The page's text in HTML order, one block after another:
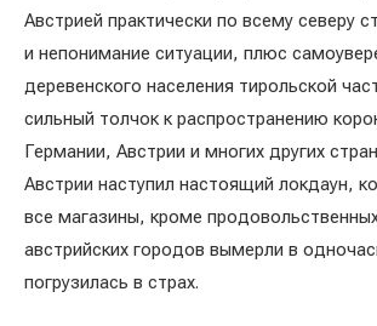
Австрией практически по всему северу
и непонимание ситуации, плюс
деревенского населения тирольской
сильный толчок к распространению
Германии, Австрии и многих других
Австрии наступил настоящий локдаун,
все магазины, кроме
австрийских городов вымерли в
погрузилась в страх.